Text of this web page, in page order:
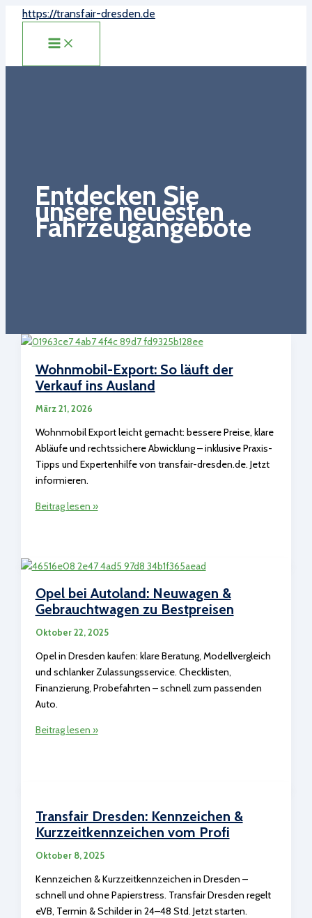
Zumhttps://transfair-dresden.de
MAIN
MENU
Entdecken Sie
unsere neuesten
Fahrzeugangebote
Wohnmobil-Export: So läuft der
Verkauf ins Ausland
März 21, 2026
Wohnmobil Export leicht gemacht: bessere Preise, klare
Abläufe und rechtssichere Abwicklung – inklusive Praxis-
Tipps und Expertenhilfe von transfair-dresden.de. Jetzt
informieren.
Wohnmobil-
der
Verkauf
ins
Ausland
Beitrag lesen »
Opel bei Autoland: Neuwagen &
Gebrauchtwagen zu Bestpreisen
Oktober 22, 2025
Opel in Dresden kaufen: klare Beratung, Modellvergleich
und schlanker Zulassungsservice. Checklisten,
Finanzierung, Probefahrten – schnell zum passenden
Auto.
Opel
Gebrauchtwagen
zu
Bestpreisen
Beitrag lesen »
Transfair Dresden: Kennzeichen &
Kurzzeitkennzeichen vom Profi
Oktober 8, 2025
Kennzeichen & Kurzzeitkennzeichen in Dresden –
schnell und ohne Papierstress. Transfair Dresden regelt
eVB, Termin & Schilder in 24–48 Std. Jetzt starten.